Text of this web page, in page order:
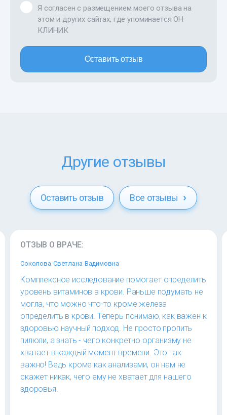
Я согласен с размещением моего отзыва на
этом и других сайтах, где упоминается ОН
КЛИНИК
Оставить отзыв
Другие отзывы
Оставить отзыв Все отзывы
ОТЗЫВ О ВРАЧЕ:
Соколова Светлана Вадимовна
Комплексное исследование помогает определить
уровень витаминов в крови. Раньше подумать не
могла, что можно что-то кроме железа
определить в крови. Теперь понимаю, как важен к
здоровью научный подход. Не просто пропить
пилюли, а знать - чего конкретно организму не
хватает в каждый момент времени. Это так
важно! Ведь кроме как анализами, он нам не
скажет никак, чего ему не хватает для нашего
здоровья.